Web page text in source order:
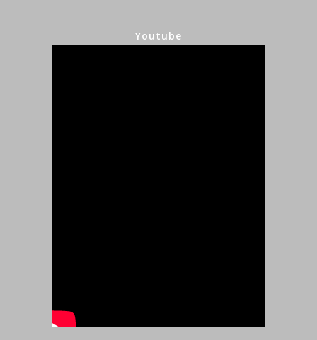
Youtube